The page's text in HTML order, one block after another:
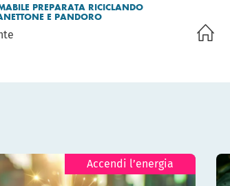
PREPARATA RICICLANDO
E PANDORO
Accendi l’energia